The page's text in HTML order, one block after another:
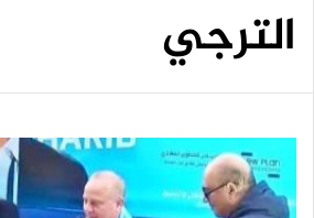
الترجي